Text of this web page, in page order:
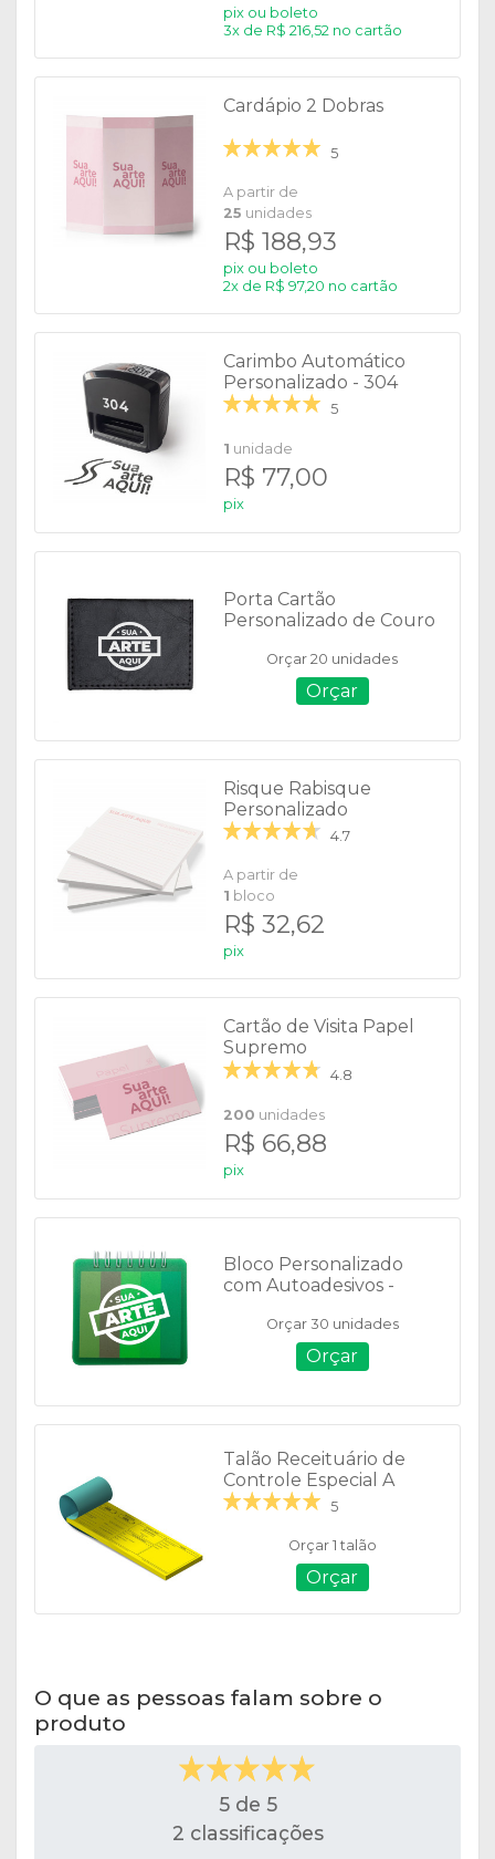
pix ou boleto
3x de R$ 216,52 no cartão
Cardápio 2 Dobras
5
A partir de
25 unidades
R$ 188,93
pix ou boleto
2x de R$ 97,20 no cartão
Carimbo Automático
Personalizado - 304
5
1 unidade
R$ 77,00
pix
Porta Cartão
Personalizado de Couro
Orçar 20 unidades
Orçar
Risque Rabisque
Personalizado
4.7
A partir de
1 bloco
R$ 32,62
pix
Cartão de Visita Papel
Supremo
4.8
200 unidades
R$ 66,88
pix
Bloco Personalizado
com Autoadesivos -
Orçar 30 unidades
Orçar
Talão Receituário de
Controle Especial A
5
Orçar 1 talão
Orçar
O que as pessoas falam sobre o
produto
5 de 5
2 classificações